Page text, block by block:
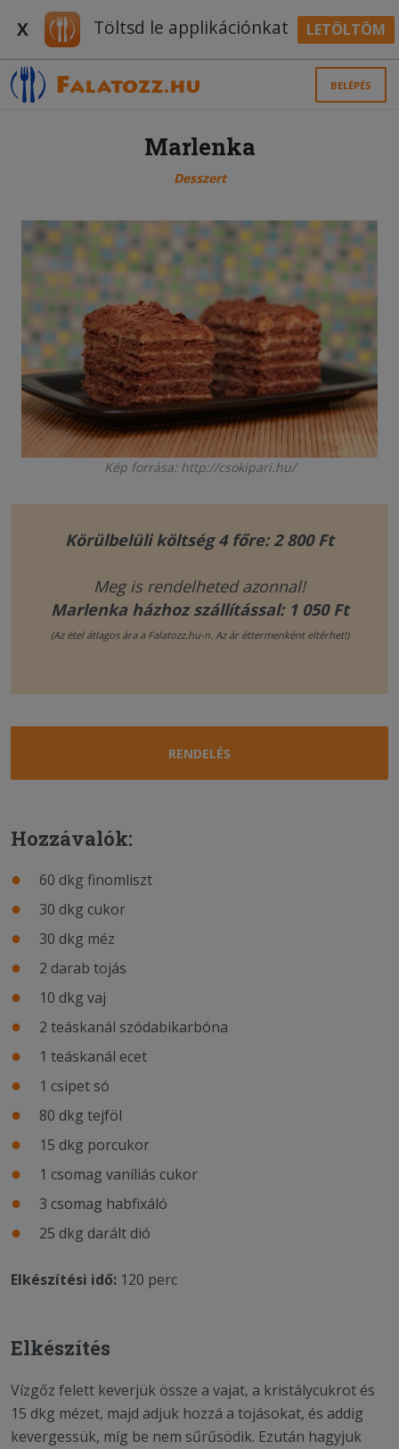
X Töltsd le applikációnkat LETÖLTÖM
BELÉPÉS
Marlenka
Desszert
Kép forrása: http://csokipari.hu/
Körülbelüli költség 4 főre: 2 800 Ft
Meg is rendelheted azonnal!
Marlenka házhoz szállítással: 1 050 Ft
(Az étel átlagos ára a Falatozz.hu-n. Az ár éttermenként eltérhet!)
RENDELÉS
Hozzávalók:
60 dkg finomliszt
30 dkg cukor
30 dkg méz
2 darab tojás
10 dkg vaj
2 teáskanál szódabikarbóna
1 teáskanál ecet
1 csipet só
80 dkg tejföl
15 dkg porcukor
1 csomag vaníliás cukor
3 csomag habfixáló
25 dkg darált dió
Elkészítési idő: 120 perc
Elkészítés
Vízgőz felett keverjük össze a vajat, a kristálycukrot és
15 dkg mézet, majd adjuk hozzá a tojásokat, és addig
kevergessük, míg be nem sűrűsödik. Ezután hagyjuk